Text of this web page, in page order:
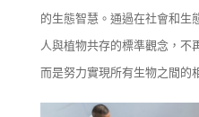
的生態智慧。 通過在社會和生
人與植物共存的標準觀念，不
而是努力實現所有生物之間的